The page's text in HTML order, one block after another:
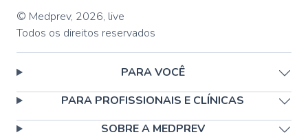
© Medprev, 2026, live
Todos os direitos reservados
PARA VOCÊ
PARA PROFISSIONAIS E CLÍNICAS
SOBRE A MEDPREV